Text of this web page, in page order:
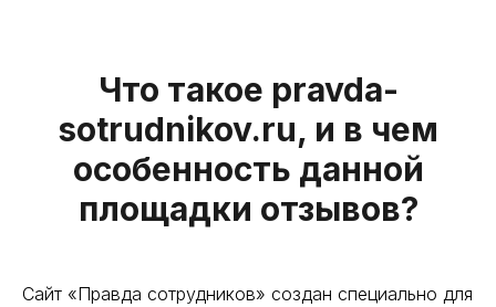
Что такое pravda-
sotrudnikov.ru, и в чем
особенность данной
площадки отзывов?
Сайт «Правда сотрудников» создан специально для